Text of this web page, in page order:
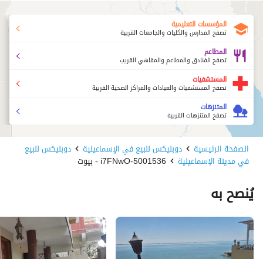
المؤسسات التعليمية
تصفح المدارس والكليات والجامعات القريبة
المطاعم
تصفح الفنادق والمطاعم والمقاهي القريب
المستشفيات
تصفح المستشفيات والعيادات والمراكز الصحية القريبة
المتنزهات
تصفح المتنزهات القريبة
الصفحة الرئيسية دوبليكس للبيع في الإسماعيلية دوبليكس للبيع
في مدينة الإسماعيلية 5001536-i7FNwO - بيوت
يُنصح به